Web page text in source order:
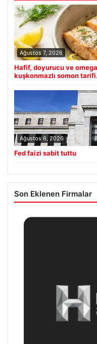
Ağustos 7, 2026
Hafif, doyurucu ve
kuşkonmazlı somon
Ağustos 6, 2026
Fed faizi sabit tuttu
Son Eklenen Firmalar